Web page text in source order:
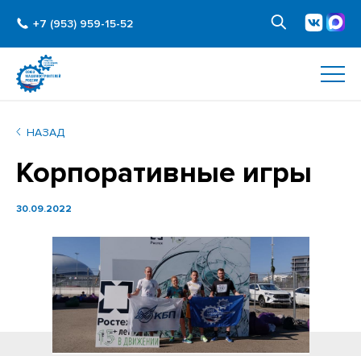
+7 (953) 959-15-52
НАЗАД
Корпоративные игры
30.09.2022